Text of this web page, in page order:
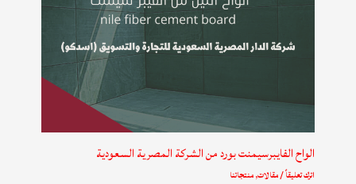
الواح الفايبرسيمنت بورد من الشركة المصرية السعودية
اترك تعليقاً/مقالات,منتجاتنا